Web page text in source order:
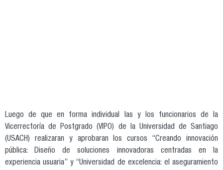
Luego de que en forma individual las y los funcionarios de la
Vicerrectoría de Postgrado (VIPO) de la Universidad de Santiago
(USACH) realizaran y aprobaran los cursos “Creando innovación
pública: Diseño de soluciones innovadoras centradas en la
experiencia usuaria” y “Universidad de excelencia: el aseguramiento